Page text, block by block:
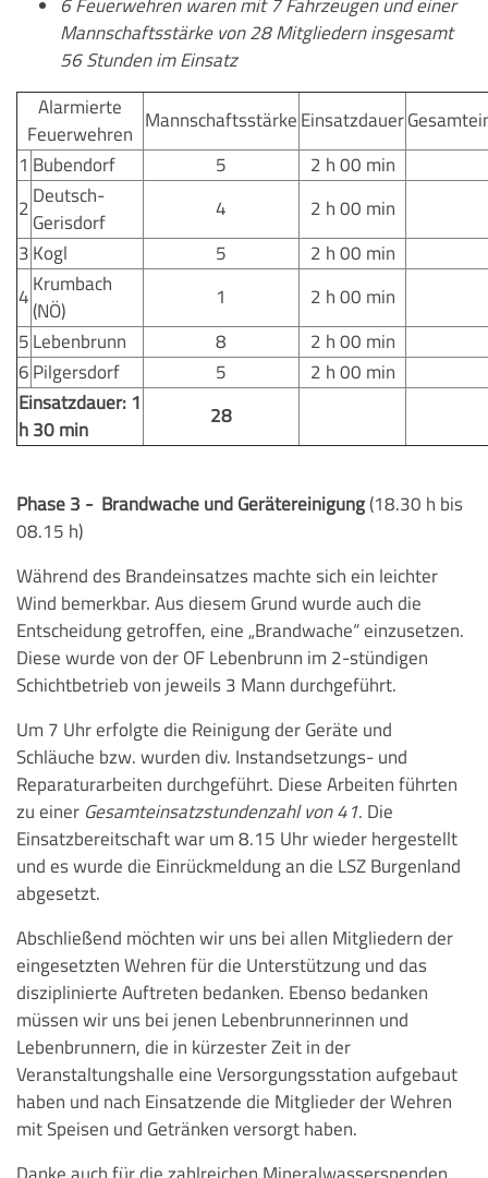
Mannschaftsstärke von 28 Mitgliedern insgesamt
56 Stunden im Einsatz
Alarmierte
Feuerwehren MannschaftsstärkeEinsatzdauer
1 Bubendorf 5
2 h 00 min
2Deutsch-
Gerisdorf
4
2 h 00 min
3Kogl 5
2 h 00 min
4Krumbach
(NÖ)
1
2 h 00 min
5Lebenbrunn 8
2 h 00 min
6Pilgersdorf 5
2 h 00 min
Einsatzdauer: 1
h 30 min
28
Phase 3 - Brandwache und Gerätereinigung(18.30 h bis
08.15 h)
Während des Brandeinsatzes machte sich ein leichter
Wind bemerkbar. Aus diesem Grund wurde auch die
Entscheidung getroffen, eine „Brandwache“ einzusetzen.
Diese wurde von der OF Lebenbrunn im 2-stündigen
Schichtbetrieb von jeweils 3 Mann durchgeführt.
Um 7 Uhr erfolgte die Reinigung der Geräte und
Schläuche bzw. wurden div. Instandsetzungs- und
Reparaturarbeiten durchgeführt. Diese Arbeiten führten
zu einer Gesamteinsatzstundenzahl von 41. Die
Einsatzbereitschaft war um 8.15 Uhr wieder hergestellt
und es wurde die Einrückmeldung an die LSZ Burgenland
abgesetzt.
Abschließend möchten wir uns bei allen Mitgliedern der
eingesetzten Wehren für die Unterstützung und das
disziplinierte Auftreten bedanken. Ebenso bedanken
müssen wir uns bei jenen Lebenbrunnerinnen und
Lebenbrunnern, die in kürzester Zeit in der
Veranstaltungshalle eine Versorgungsstation aufgebaut
haben und nach Einsatzende die Mitglieder der Wehren
mit Speisen und Getränken versorgt haben.